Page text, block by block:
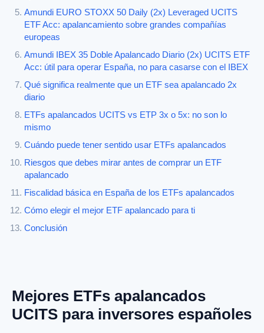
Amundi EURO STOXX 50 Daily (2x) Leveraged UCITS
ETF Acc: apalancamiento sobre grandes compañías
europeas
Amundi IBEX 35 Doble Apalancado Diario (2x) UCITS ETF
Acc: útil para operar España, no para casarse con el IBEX
Qué significa realmente que un ETF sea apalancado 2x
diario
ETFs apalancados UCITS vs ETP 3x o 5x: no son lo
mismo
Cuándo puede tener sentido usar ETFs apalancados
Riesgos que debes mirar antes de comprar un ETF
apalancado
Fiscalidad básica en España de los ETFs apalancados
Cómo elegir el mejor ETF apalancado para ti
Conclusión
Mejores ETFs apalancados
UCITS para inversores españoles